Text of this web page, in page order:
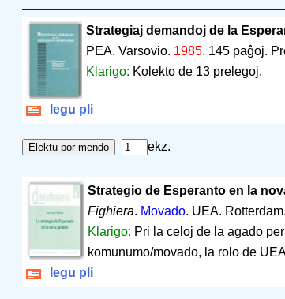
Strategiaj demandoj de la
PEA. Varsovio. 1985. 145 paĝoj.
Klarigo: Kolekto de 13 prelegoj.
legu pli
ekz.
Strategio de Esperanto en la
Fighiera. Movado. UEA. Rotterdam.
Klarigo: Pri la celoj de la agado
komunumo/movado, la rolo de
legu pli